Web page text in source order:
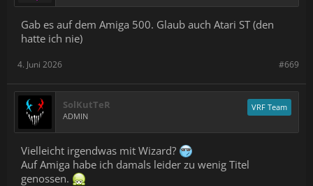
Gab es auf dem Amiga 500. Glaub auch Atari ST (den
hatte ich nie)
#669
4. Juni 2026
SolKutTeR
ADMIN
VRF Team
Vielleicht irgendwas mit Wizard?
Auf Amiga habe ich damals leider zu wenig Titel
genossen.